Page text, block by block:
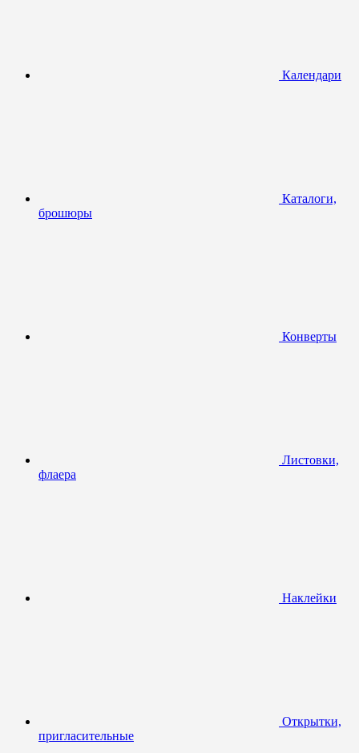
Календари
Каталоги,
брошюры
Конверты
Листовки,
флаера
Наклейки
Открытки,
пригласительные